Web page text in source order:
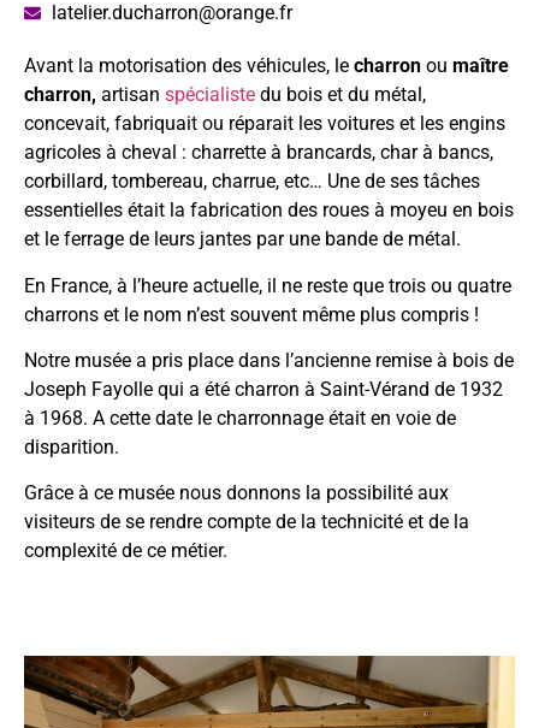
latelier.ducharron@orange.fr
Avant la motorisation des véhicules, le charron ou maître
charron, artisan spécialiste du bois et du métal,
concevait, fabriquait ou réparait les voitures et les engins
agricoles à cheval : charrette à brancards, char à bancs,
corbillard, tombereau, charrue, etc… Une de ses tâches
essentielles était la fabrication des roues à moyeu en bois
et le ferrage de leurs jantes par une bande de métal.
En France, à l’heure actuelle, il ne reste que trois ou quatre
charrons et le nom n’est souvent même plus compris !
Notre musée a pris place dans l’ancienne remise à bois de
Joseph Fayolle qui a été charron à Saint-Vérand de 1932
à 1968. A cette date le charronnage était en voie de
disparition.
Grâce à ce musée nous donnons la possibilité aux
visiteurs de se rendre compte de la technicité et de la
complexité de ce métier.